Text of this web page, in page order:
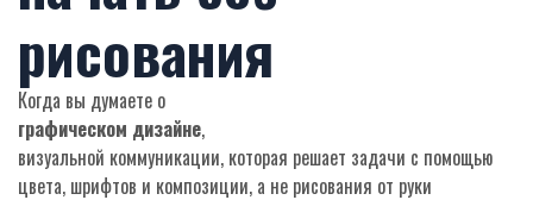
рисования
Когда вы думаете о
графическом дизайне,
визуальной коммуникации, которая решает задачи с помощью
цвета, шрифтов и композиции, а не рисования от руки